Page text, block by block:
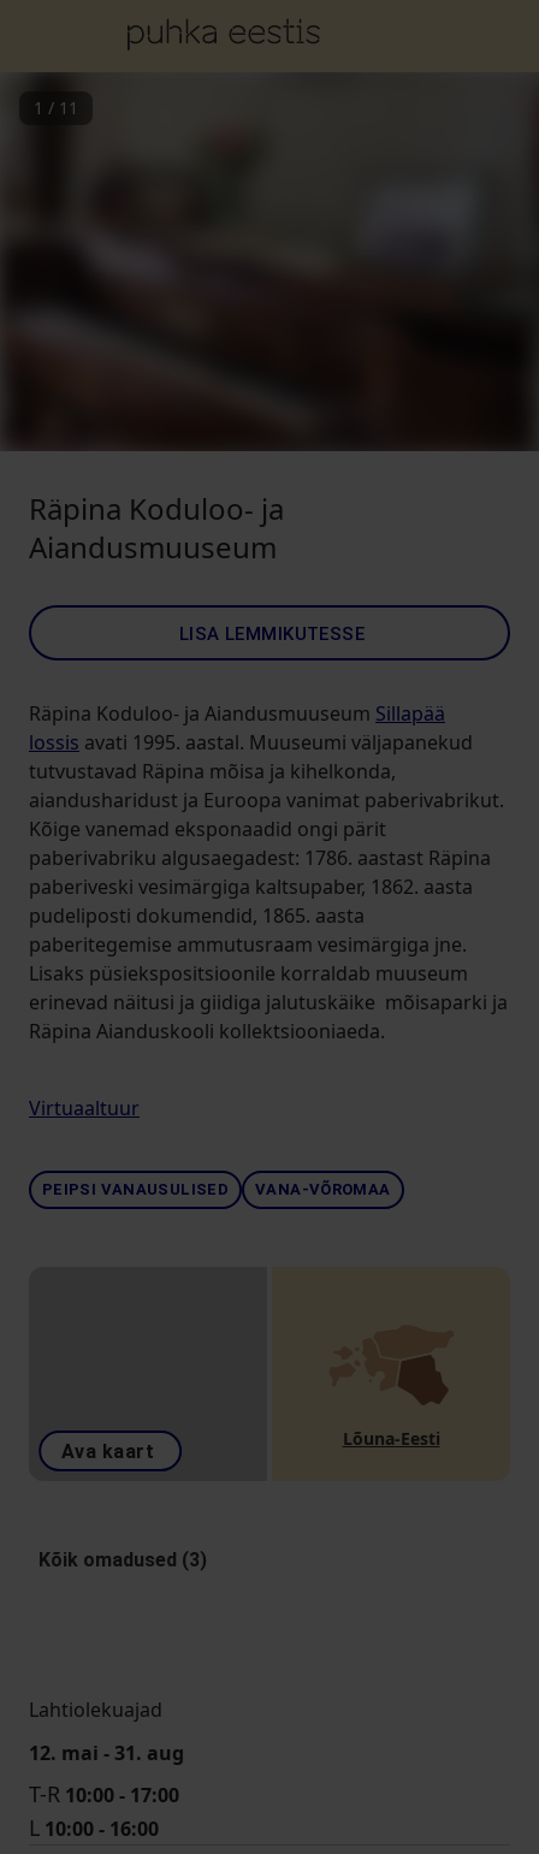
1 / 11
Räpina Koduloo- ja
Aiandusmuuseum
LISA LEMMIKUTESSE
Räpina Koduloo- ja Aiandusmuuseum Sillapää
lossis avati 1995. aastal. Muuseumi väljapanekud
tutvustavad Räpina mõisa ja kihelkonda,
aiandusharidust ja Euroopa vanimat paberivabrikut.
Kõige vanemad eksponaadid ongi pärit
paberivabriku algusaegadest: 1786. aastast Räpina
paberiveski vesimärgiga kaltsupaber, 1862. aasta
pudeliposti dokumendid, 1865. aasta
paberitegemise ammutusraam vesimärgiga jne.
Lisaks püsiekspositsioonile korraldab muuseum
erinevad näitusi ja giidiga jalutuskäike mõisaparki ja
Räpina Aianduskooli kollektsiooniaeda.
Virtuaaltuur
PEIPSI VANAUSULISED VANA-VÕROMAA
Ava kaart
Lõuna-Eesti
Kõik omadused (3)
Lahtiolekuajad
12. mai - 31. aug
T-R 10:00 - 17:00
L 10:00 - 16:00